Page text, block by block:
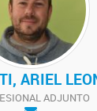
ARIEL
ADJUNTO